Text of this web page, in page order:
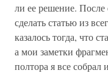
ли ее решение.
сделать статью из
казалось тогда, что
а мои заметки
полтора я все собрал